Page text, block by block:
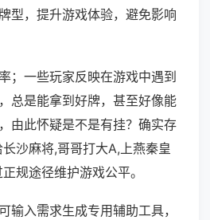
型，提升游戏体验，避免影响
；一些玩家反映在游戏中遇到
总是能拿到好牌，甚至好像能
由此怀疑是不是有挂？确实存
沙麻将,哥哥打大A,上燕秦皇
规途径维护游戏公平。
输入需求生成专用辅助工具，